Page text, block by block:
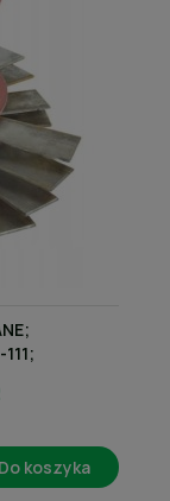
Do koszyka